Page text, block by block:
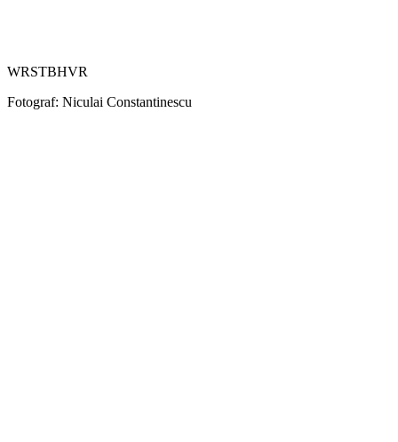
WRSTBHVR
Fotograf: Niculai Constantinescu